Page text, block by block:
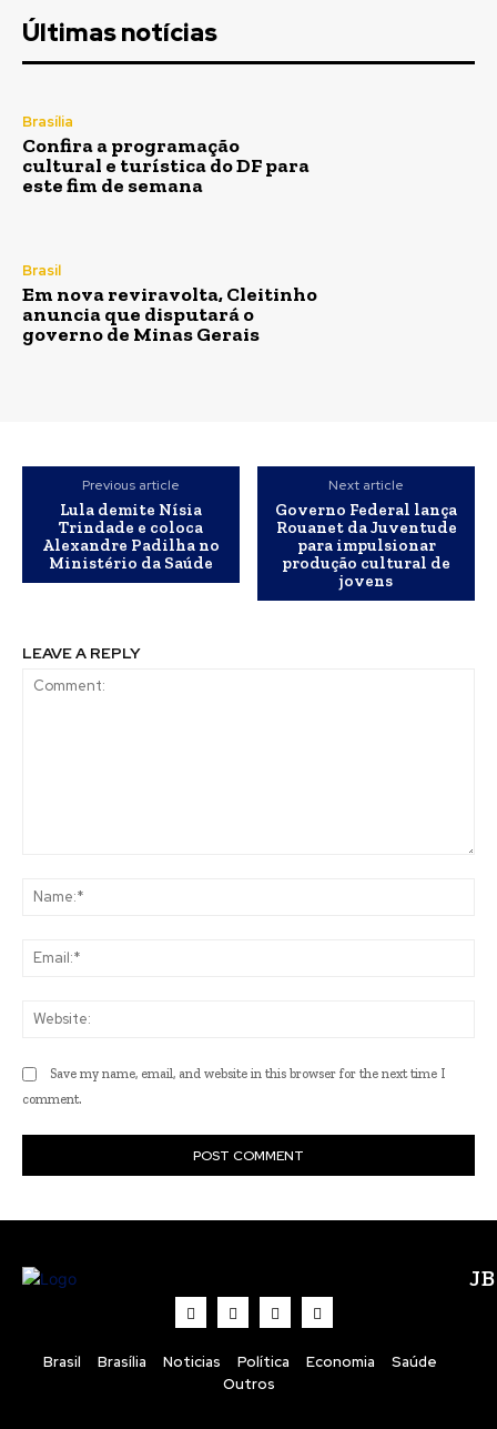
Últimas notícias
Brasília
Confira a programação
cultural e turística do DF para
este fim de semana
Brasil
Em nova reviravolta, Cleitinho
anuncia que disputará o
governo de Minas Gerais
Previous article
Lula demite Nísia
Trindade e coloca
Alexandre Padilha no
Ministério da Saúde
Next article
Governo Federal lança
Rouanet da Juventude
para impulsionar
produção cultural de
jovens
LEAVE A REPLY
Save my name, email, and website in this browser for the next time I
comment.
Brasil Brasília Noticias Política Economia
Saúde
Outros